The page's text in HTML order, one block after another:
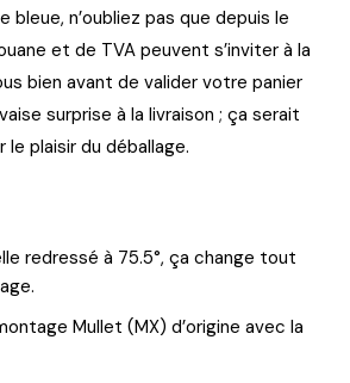
bleue, n’oubliez pas que depuis le
et de TVA peuvent s’inviter à la
bien avant de valider votre panier
surprise à la livraison ; ça serait
plaisir du déballage.
redressé à 75.5°, ça change tout
Mullet (MX) d’origine avec la